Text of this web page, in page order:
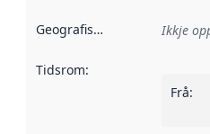
Geografisk område Ikkje
Tidsrom:
Frå: